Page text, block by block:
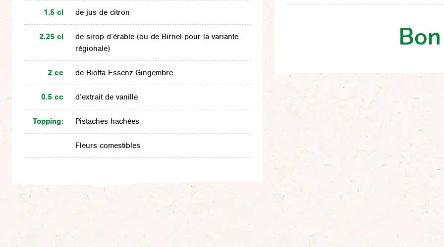
1.5 cl de jus de citron
2.25 cl
de sirop d’érable (ou de Birnel pour la variante
régionale)
2 cc de Biotta Essenz Gingembre
0.5 cc d’extrait de vanille
Topping: Pistaches hachées
Fleurs comestibles